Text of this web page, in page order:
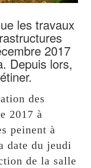
les travaux
2017
Depuis lors,
des
2017 à
peinent à
date du jeudi
de la salle